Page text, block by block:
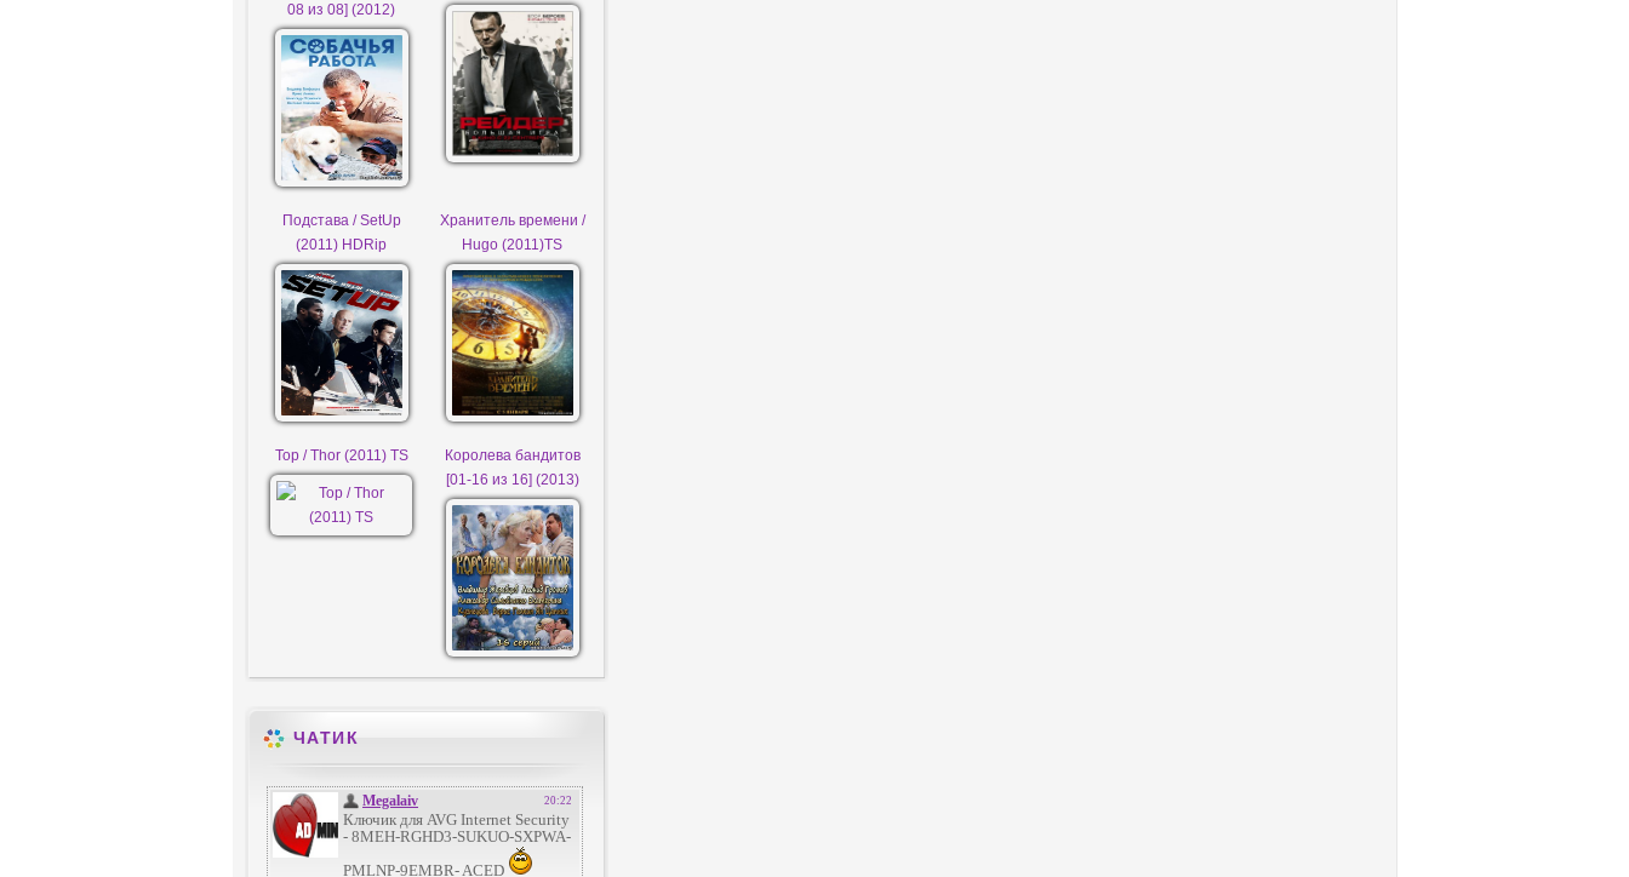
08 из 08] (2012)
Подстава / SetUp
(2011) HDRip
Хранитель времени /
Hugo (2011)TS
Тор / Thor (2011) TS
Королева бандитов
[01-16 из 16] (2013)
ЧАТИК